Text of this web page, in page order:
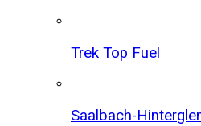
Trek Top Fuel
Saalbach-